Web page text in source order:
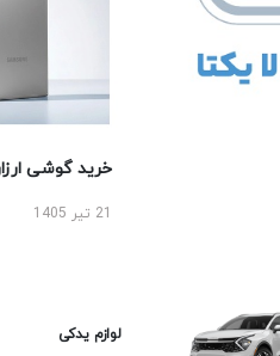
خرید گوشی ارزان
لوازم یدکی